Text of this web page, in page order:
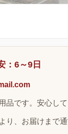
：6～9日
品です。安心して
り、お届けまで